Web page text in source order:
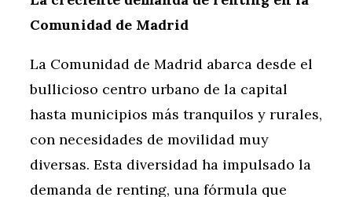
Comunidad de Madrid
La Comunidad de Madrid abarca desde el
bullicioso centro urbano de la capital
hasta municipios más tranquilos y rurales,
con necesidades de movilidad muy
diversas. Esta diversidad ha impulsado la
demanda de renting, una fórmula que